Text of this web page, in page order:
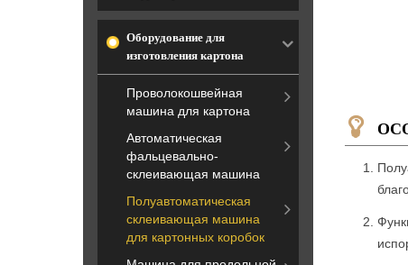
Оборудование для
изготовления картона
Проволокошвейная
машина для картона
Автоматическая
фальцевально-
склеивающая машина
Полуавтоматическая
склеивающая машина
для картонных коробок